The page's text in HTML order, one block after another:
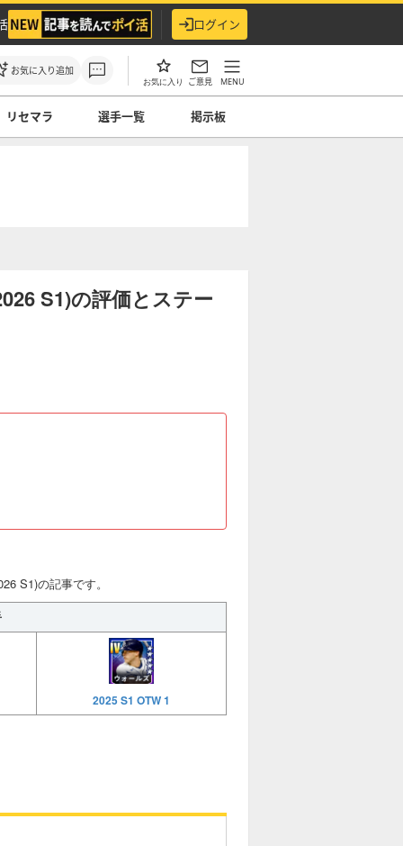
ログイン
お気に入り追加
お気に入り ご意見 MENU
リセマラ 選手一覧 掲示板
S1)の評価とステー
S1)の記事です。
2025 S1 OTW 1